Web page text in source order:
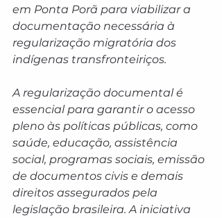
em Ponta Porã para viabilizar a
documentação necessária à
regularização migratória dos
indígenas transfronteiriços.
A regularização documental é
essencial para garantir o acesso
pleno às políticas públicas, como
saúde, educação, assistência
social, programas sociais, emissão
de documentos civis e demais
direitos assegurados pela
legislação brasileira. A iniciativa